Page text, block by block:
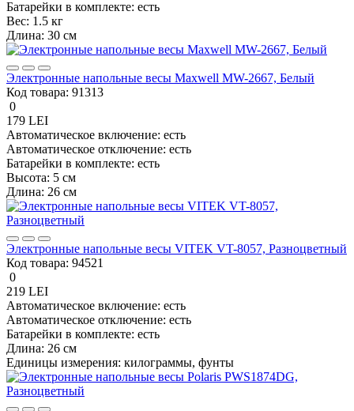
Батарейки в комплекте: есть
Вес: 1.5 кг
Длина: 30 см
Электронные напольные весы Maxwell MW-2667, Белый
Код товара: 91313
0
179 LEI
Автоматическое включение: есть
Автоматическое отключение: есть
Батарейки в комплекте: есть
Высота: 5 см
Длина: 26 см
Электронные напольные весы VITEK VT-8057, Разноцветный
Код товара: 94521
0
219 LEI
Автоматическое включение: есть
Автоматическое отключение: есть
Батарейки в комплекте: есть
Длина: 26 см
Единицы измерения: килограммы, фунты